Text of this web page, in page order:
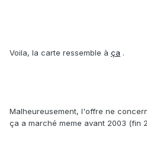
Voila, la carte ressemble à ça .
Malheureusement, l'offre ne
ça a marché meme avant 2003 (fin